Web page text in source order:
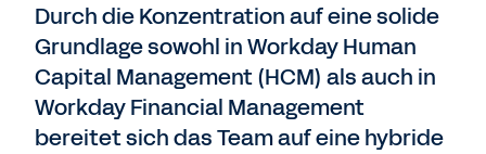
Durch die Konzentration auf eine solide
Grundlage sowohl in Workday Human
Capital Management (HCM) als auch in
Workday Financial Management
bereitet sich das Team auf eine hybride